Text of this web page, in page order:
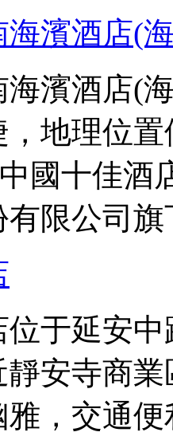
海濱酒店(
海濱酒店(
，地理位
國十佳酒
限公司
位于延安
靜安寺商
，交通